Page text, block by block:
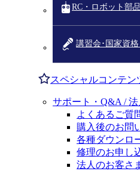
RC・ロボット部品
講習会･国家資
スペシャルコンテン
サポート・Q&A /
よくあるご質
購入後のお問
各種ダウンロ
修理のお申し
法人のお客さ